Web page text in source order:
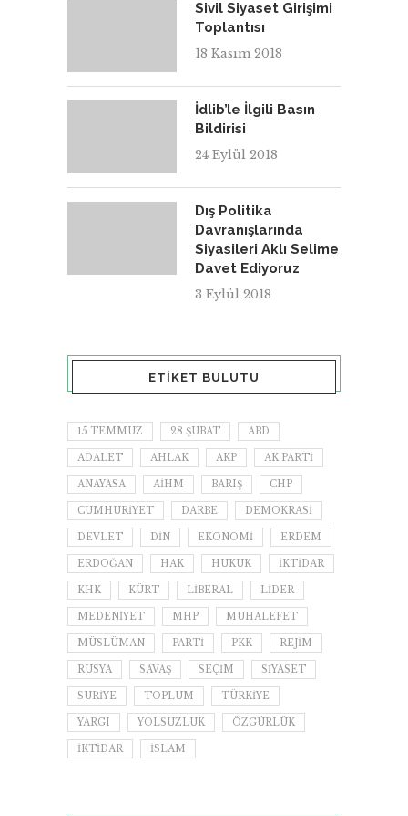
Sivil Siyaset Girişimi
Toplantısı
18 Kasım 2018
İdlib’le İlgili Basın
Bildirisi
24 Eylül 2018
Dış Politika
Davranışlarında
Siyasileri Aklı Selime
Davet Ediyoruz
3 Eylül 2018
ETIKET BULUTU
15 TEMMUZ 28 ŞUBAT ABD
ADALET AHLAK AKP AK PARTI
ANAYASA AİHM BARIŞ CHP
CUMHURIYET DARBE DEMOKRASI
DEVLET DIN EKONOMI ERDEM
ERDOĞAN HAK HUKUK IKTIDAR
KHK KÜRT LIBERAL LIDER
MEDENIYET MHP MUHALEFET
MÜSLÜMAN PARTI PKK REJIM
RUSYA SAVAŞ SEÇIM SIYASET
SURIYE TOPLUM TÜRKIYE
YARGI YOLSUZLUK ÖZGÜRLÜK
İKTIDAR İSLAM